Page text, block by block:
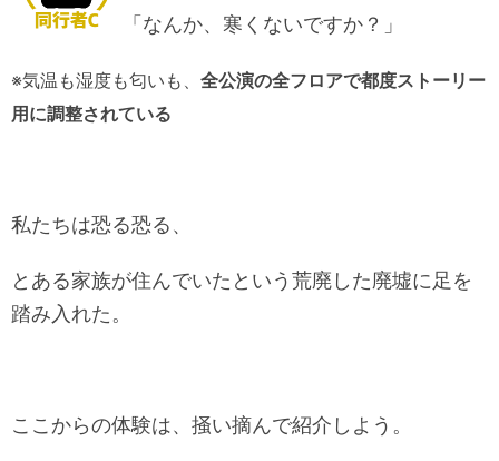
「なんか、寒くないですか？」
※気温も湿度も匂いも、 全公演の全フロアで都度ストーリー
用に調整されている
私たちは恐る恐る、
とある家族が住んでいたという荒廃した廃墟に足を
踏み入れた。
ここからの体験は、掻い摘んで紹介しよう。